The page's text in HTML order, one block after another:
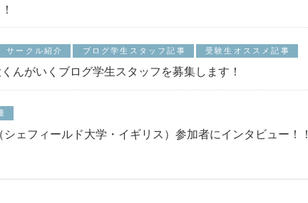
サークル紹介 ブログ学生スタッフ記事 受験生オススメ記事
んがいくブログ学生スタッフを募集します！
ェフィールド大学・イギリス）参加者にインタビュー！！